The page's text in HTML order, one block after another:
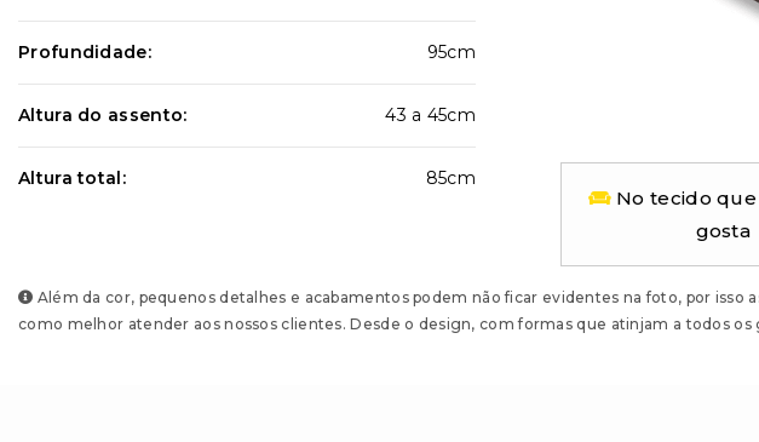
Profundidade: 95cm
Altura do assento: 43 a 45cm
Altura total: 85cm
No tecido que
gosta
Além da cor, pequenos detalhes e acabamentos podem não ficar evidentes na foto, por
como melhor atender aos nossos clientes. Desde o design, com formas que atinjam a todos